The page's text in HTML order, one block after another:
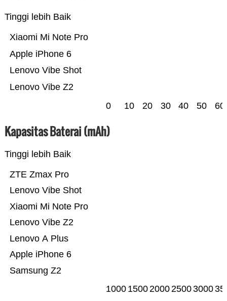
Tinggi lebih Baik
Lenovo Vibe Z2
Lenovo Vibe Shot
Apple iPhone 6
Xiaomi Mi Note Pro
0 10 20 30 40 50 60
Kapasitas Baterai (mAh)
Tinggi lebih Baik
Samsung Z2
Apple iPhone 6
Lenovo A Plus
Lenovo Vibe Z2
Xiaomi Mi Note Pro
Lenovo Vibe Shot
ZTE Zmax Pro
1000 1500200025003000